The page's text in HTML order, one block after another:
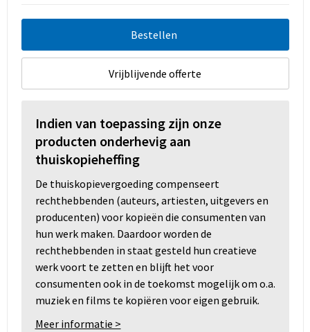
Bestellen
Vrijblijvende offerte
Indien van toepassing zijn onze
producten onderhevig aan
thuiskopieheffing
De thuiskopievergoeding compenseert
rechthebbenden (auteurs, artiesten, uitgevers en
producenten) voor kopieën die consumenten van
hun werk maken. Daardoor worden de
rechthebbenden in staat gesteld hun creatieve
werk voort te zetten en blijft het voor
consumenten ook in de toekomst mogelijk om o.a.
muziek en films te kopiëren voor eigen gebruik.
Meer informatie >